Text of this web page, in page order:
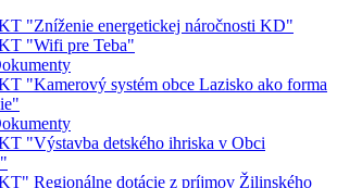
"Zníženie energetickej náročnosti KD"
"Wifi pre Teba"
"Kamerový systém obce Lazisko ako forma
"Výstavba detského ihriska v Obci
Regionálne dotácie z príjmov Žilinského